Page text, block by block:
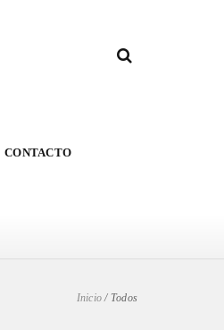
CONTACTO
Inicio/ Todos